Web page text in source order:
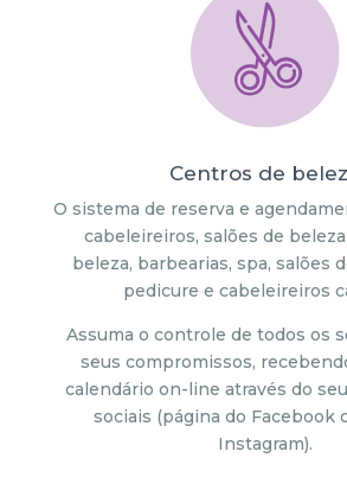
Centros de
O sistema de reserva e
cabeleireiros, salões de
beleza, barbearias, spa, salões
pedicure e cabeleireiros
Assuma o controle de todos os
seus compromissos,
calendário on-line através do
sociais (página do Facebook
Instagram).